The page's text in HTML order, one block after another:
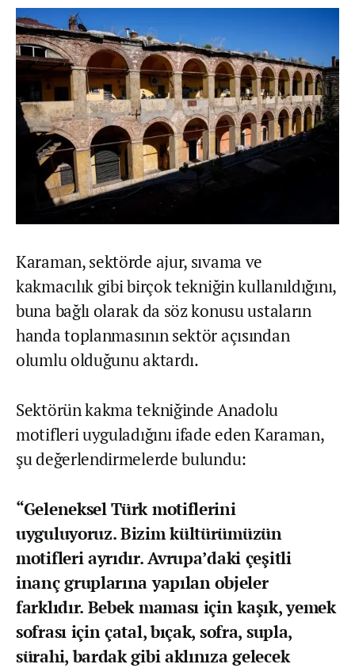
Karaman, sektörde ajur, sıvama ve
kakmacılık gibi birçok tekniğin kullanıldığını,
buna bağlı olarak da söz konusu ustaların
handa toplanmasının sektör açısından
olumlu olduğunu aktardı.
Sektörün kakma tekniğinde Anadolu
motifleri uyguladığını ifade eden Karaman,
şu değerlendirmelerde bulundu:
“Geleneksel Türk motiflerini
uyguluyoruz. Bizim kültürümüzün
motifleri ayrıdır. Avrupa’daki çeşitli
inanç gruplarına yapılan objeler
farklıdır. Bebek maması için kaşık, yemek
sofrası için çatal, bıçak, sofra, supla,
sürahi, bardak gibi aklınıza gelecek